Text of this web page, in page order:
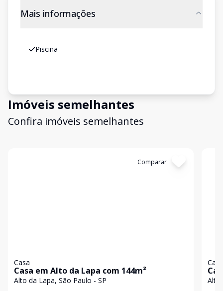
Mais informações
Piscina
Imóveis semelhantes
Confira imóveis semelhantes
Comparar
Casa
Casa em Alto da Lapa com 144m²
Alto da Lapa, São Paulo - SP
Casa
Alto